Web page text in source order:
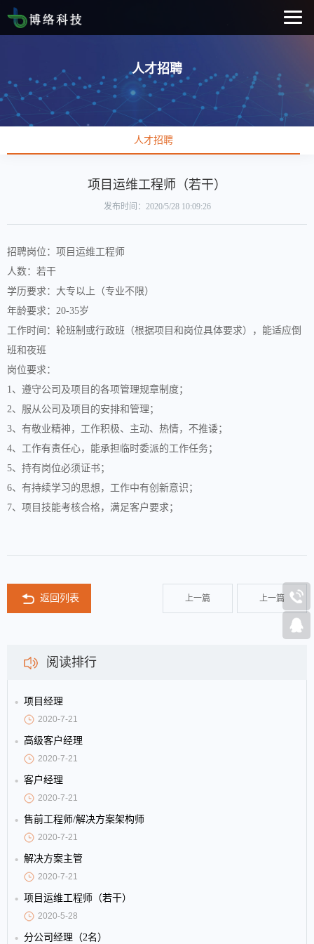
人才招聘
人才招聘
项目运维工程师（若干）
发布时间：2020/5/28 10:09:26
招聘岗位：项目运维工程师
人数：若干
学历要求：大专以上（专业不限）
年龄要求：20-35岁
工作时间：轮班制或行政班（根据项目和岗位具体要求），能适应倒
班和夜班
岗位要求：
1、遵守公司及项目的各项管理规章制度；
2、服从公司及项目的安排和管理；
3、有敬业精神，工作积极、主动、热情，不推诿；
4、工作有责任心，能承担临时委派的工作任务；
5、持有岗位必须证书；
6、有持续学习的思想，工作中有创新意识；
7、项目技能考核合格，满足客户要求；
返回列表 上一篇 上一篇
阅读排行
项目经理
2020-7-21
高级客户经理
2020-7-21
客户经理
2020-7-21
售前工程师/解决方案架构师
2020-7-21
解决方案主管
2020-7-21
项目运维工程师（若干）
2020-5-28
分公司经理（2名）